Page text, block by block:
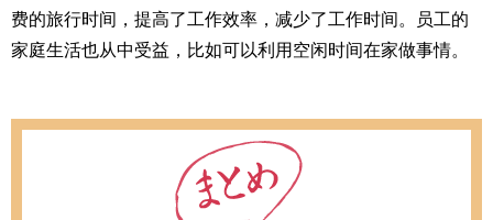
费的旅行时间，提高了工作效率，减少了工作时间。员工的
家庭生活也从中受益，比如可以利用空闲时间在家做事情。